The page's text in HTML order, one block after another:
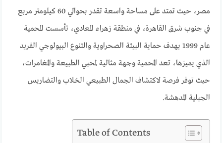
مصر، حيث تمتد على مساحة واسعة تقدر بحوالي 60 كيلومتر مربع
في جنوب شرق القاهرة، في منطقة زهراء المعادي، تأسست المحمية
عام 1999 بهدف حماية البيئة الصحراوية والتنوع البيولوجي الفريد
الذي يميزها، تعد المحمية وجهة مثالية لمحبي الطبيعة والمغامرات،
حيث توفر فرصة لاكتشاف الجمال الطبيعي الخلاب والتضاريس
الجبلية المدهشة.
Table of Contents